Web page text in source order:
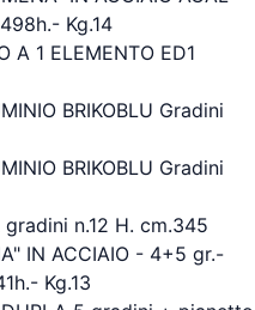
Kg.14
A 1 ELEMENTO ED1
BRIKOBLU Gradini
BRIKOBLU Gradini
gradini n.12 H. cm.345
IN ACCIAIO - 4+5 gr.-
Kg.13